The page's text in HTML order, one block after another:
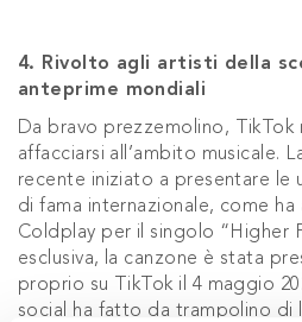
4. Rivolto agli artisti della
anteprime mondiali
Da bravo prezzemolino, TikTok
affacciarsi all’ambito musicale.
recente iniziato a presentare le
di fama internazionale, come
Coldplay per il singolo “Higher
esclusiva, la canzone è stata
proprio su TikTok il 4 maggio
social ha fatto da trampolino di